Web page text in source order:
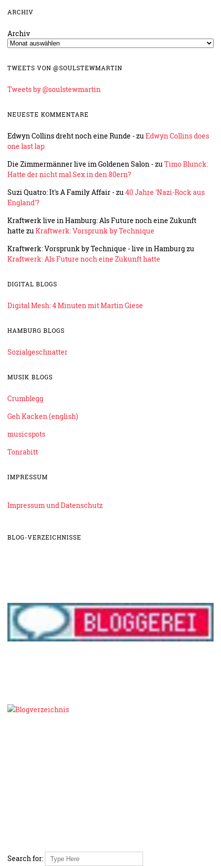
ARCHIV
Archiv
TWEETS VON @SOULSTEWMARTIN
Tweets by @soulstewmartin
NEUESTE KOMMENTARE
Edwyn Collins dreht noch eine Runde -zu Edwyn Collins does
one last lap
Die Zimmermänner live im Goldenen Salon -zu Timo Blunck:
Hatte der nicht mal Sex in den 80ern?
Suzi Quatro: It's A Family Affair -zu 40 Jahre 'Nazi-Rock aus
England'?
Kraftwerk live in Hamburg: Als Future noch eine Zukunft
hatte zu Kraftwerk: Vorsprunk by Technique
Kraftwerk: Vorsprunk by Technique - live in Hamburg zu
Kraftwerk: Als Future noch eine Zukunft hatte
DIGITAL BLOGS
Digital Mesh: 4 Minuten mit Martin Giese
HAMBURG BLOGS
Sozialgeschnatter
MUSIK BLOGS
Crumblegg
Geh Kacken (english)
musicspots
Tonrabitt
IMPRESSUM
Impressum und Datenschutz
BLOG-VERZEICHNISSE
Search for: